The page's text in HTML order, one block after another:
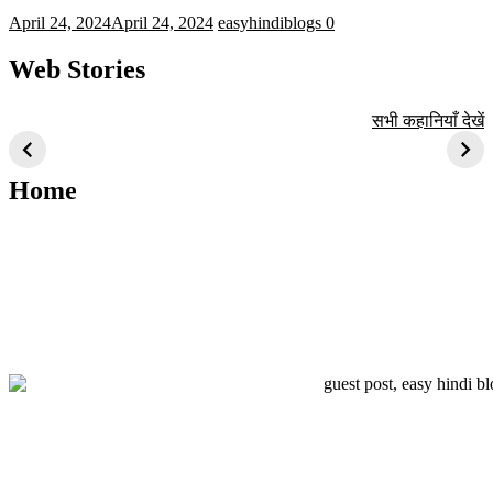
April 24, 2024April 24, 2024 easyhindiblogs 0
Web Stories
तकनीक जो आपको
2024 के लिए सीखनी
चाहिए
ऐतिहासिक स्थान
सभी कहानियाँ देखें
Home